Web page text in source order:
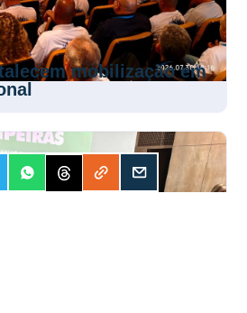
mobilização em